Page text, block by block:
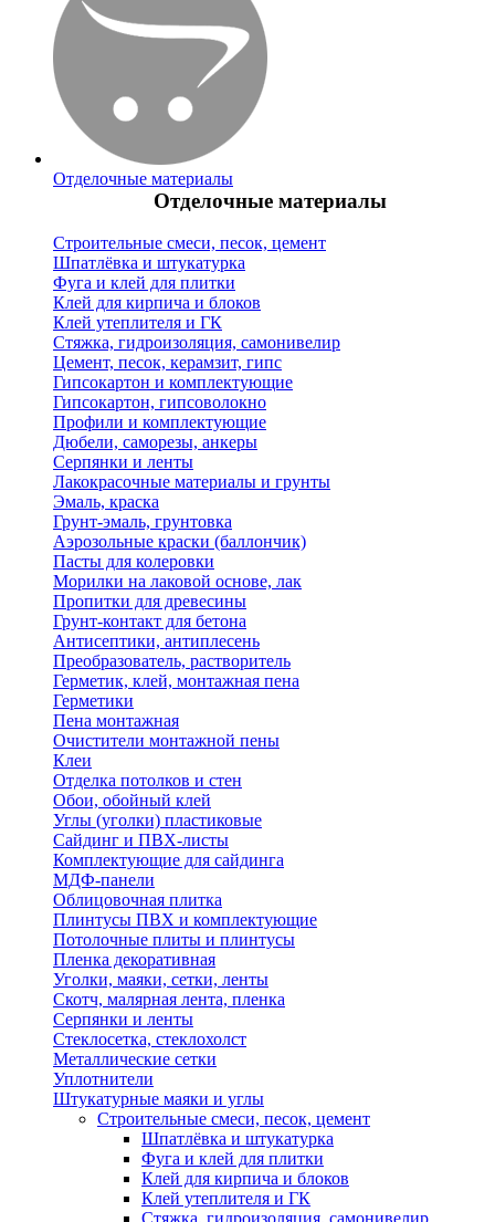
Отделочные материалы
Отделочные материалы
Строительные смеси, песок, цемент
Шпатлёвка и штукатурка
Фуга и клей для плитки
Клей для кирпича и блоков
Клей утеплителя и ГК
Стяжка, гидроизоляция, самонивелир
Цемент, песок, керамзит, гипс
Гипсокартон и комплектующие
Гипсокартон, гипсоволокно
Профили и комплектующие
Дюбели, саморезы, анкеры
Серпянки и ленты
Лакокрасочные материалы и грунты
Эмаль, краска
Грунт-эмаль, грунтовка
Аэрозольные краски (баллончик)
Пасты для колеровки
Морилки на лаковой основе, лак
Пропитки для древесины
Грунт-контакт для бетона
Антисептики, антиплесень
Преобразователь, растворитель
Герметик, клей, монтажная пена
Герметики
Пена монтажная
Очистители монтажной пены
Клеи
Отделка потолков и стен
Обои, обойный клей
Углы (уголки) пластиковые
Сайдинг и ПВХ-листы
Комплектующие для сайдинга
МДФ-панели
Облицовочная плитка
Плинтусы ПВХ и комплектующие
Потолочные плиты и плинтусы
Пленка декоративная
Уголки, маяки, сетки, ленты
Скотч, малярная лента, пленка
Серпянки и ленты
Стеклосетка, стеклохолст
Металлические сетки
Уплотнители
Штукатурные маяки и углы
Строительные смеси, песок, цемент
Шпатлёвка и штукатурка
Фуга и клей для плитки
Клей для кирпича и блоков
Клей утеплителя и ГК